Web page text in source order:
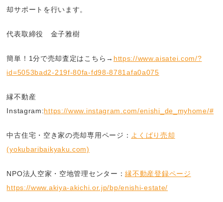
却サポートを行います。
代表取締役 金子雅樹
簡単！1分で売却査定はこちら→ https://www.aisatei.com/?
id=5053bad2-219f-80fa-fd98-8781afa0a075
縁不動産
Instagram:https://www.instagram.com/enishi_de_myhome/#
中古住宅・空き家の売却専用ページ： よくばり売却
(yokubaribaikyaku.com)
NPO法人空家・空地管理センター：縁不動産登録ページ
https://www.akiya-akichi.or.jp/bp/enishi-estate/